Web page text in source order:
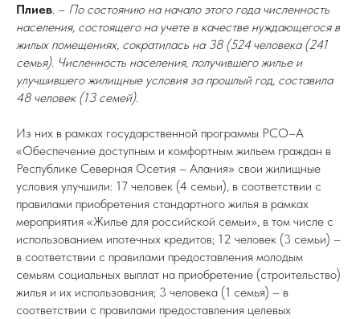
Плиев. – По состоянию на начало этого года численность
населения, состоящего на учете в качестве нуждающегося в
жилых помещениях, сократилась на 38 (524 человека (241
семья). Численность населения, получившего жилье и
улучшившего жилищные условия за прошлый год, составила
48 человек (13 семей).
Из них в рамках государственной программы РСО–А
«Обеспечение доступным и комфортным жильем граждан в
Республике Северная Осетия – Алания» свои жилищные
условия улучшили: 17 человек (4 семьи), в соответствии с
правилами приобретения стандартного жилья в рамках
мероприятия «Жилье для российской семьи», в том числе с
использованием ипотечных кредитов; 12 человек (3 семьи) –
в соответствии с правилами предоставления молодым
семьям социальных выплат на приобретение (строительство)
жилья и их использования; 3 человека (1 семья) – в
соответствии с правилами предоставления целевых